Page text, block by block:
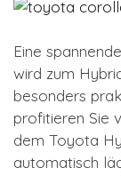
Eine
wird zum
besonders
profitieren Sie
dem Toyota
automatisch